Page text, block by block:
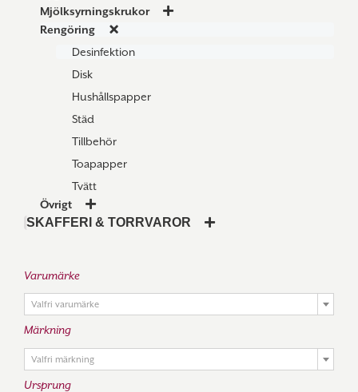
Mjölksyrningskrukor
Rengöring
Desinfektion
Disk
Hushållspapper
Städ
Tillbehör
Toapapper
Tvätt
Övrigt
SKAFFERI & TORRVAROR
Varumärke
Valfri varumärke
Märkning
Valfri märkning
Ursprung